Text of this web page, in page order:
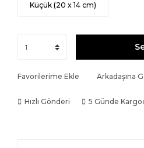
Küçük (20 x 14 cm)
Favorilerime Ekle Arkadaşına
Hızlı Gönderi 5 Günde